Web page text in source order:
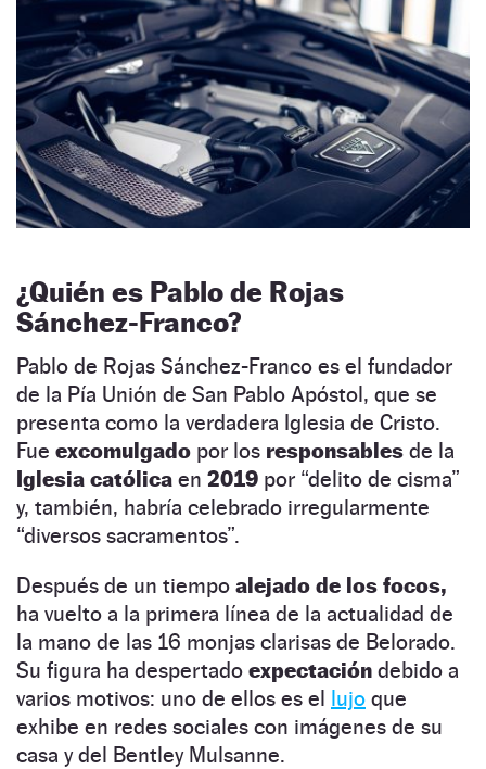
¿Quién es Pablo de Rojas
Sánchez-Franco?
Pablo de Rojas Sánchez-Franco es el fundador
de la Pía Unión de San Pablo Apóstol, que se
presenta como la verdadera Iglesia de Cristo.
Fue excomulgado por los responsables de la
Iglesia católica en 2019 por “delito de cisma”
y, también, habría celebrado irregularmente
“diversos sacramentos”.
Después de un tiempo alejado de los focos,
ha vuelto a la primera línea de la actualidad de
la mano de las 16 monjas clarisas de Belorado.
Su figura ha despertado expectación debido a
varios motivos: uno de ellos es el lujo que
exhibe en redes sociales con imágenes de su
casa y del Bentley Mulsanne.